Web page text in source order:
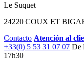
Le Suquet
24220 COUX ET
Contacto Atención al
+33(0) 5 53 31 07 07 De
17h30